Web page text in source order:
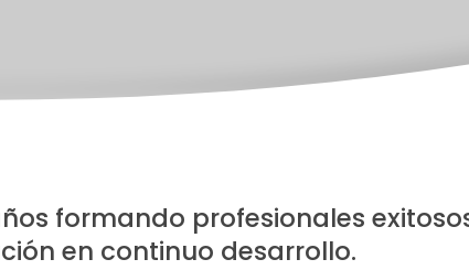
formando profesionales
en continuo desarrollo.